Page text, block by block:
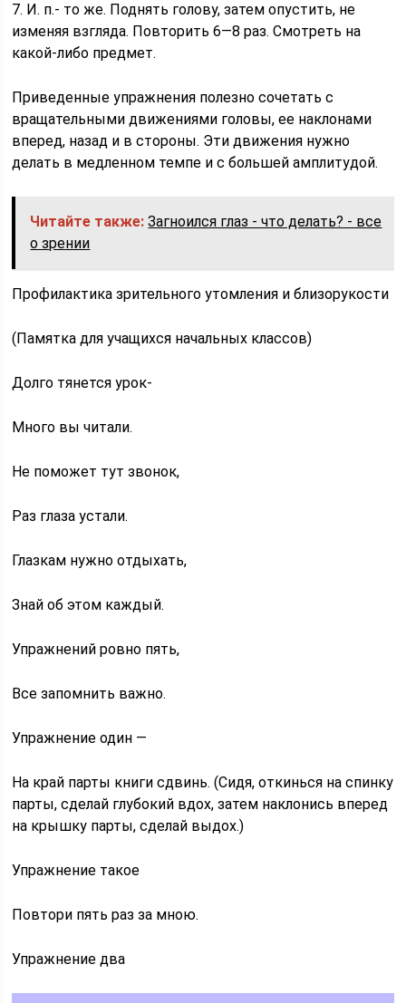
7. И. п.- то же. Поднять голову, затем опустить, не
изменяя взгляда. Повторить 6—8 раз. Смотреть на
какой-либо предмет.
Приведенные упражнения полезно сочетать с
вращательными движениями головы, ее наклонами
вперед, назад и в стороны. Эти движения нужно
делать в медленном темпе и с большей амплитудой.
Читайте также: Загноился глаз - что делать? - все
о зрении
Профилактика зрительного утомления и близорукости
(Памятка для учащихся начальных классов)
Долго тянется урок-
Много вы читали.
Не поможет тут звонок,
Раз глаза устали.
Глазкам нужно отдыхать,
Знай об этом каждый.
Упражнений ровно пять,
Все запомнить важно.
Упражнение один —
На край парты книги сдвинь. (Сидя, откинься на спинку
парты, сделай глубокий вдох, затем наклонись вперед
на крышку парты, сделай выдох.)
Упражнение такое
Повтори пять раз за мною.
Упражнение два